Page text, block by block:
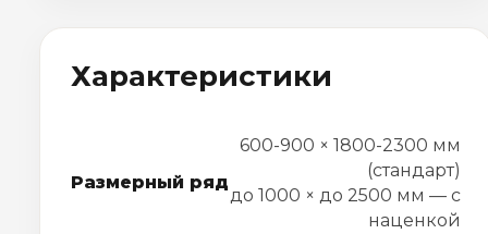
Характеристики
Размерный ряд
600-900 × 1800-2300 мм
(стандарт)
до 1000 × до 2500 мм — с
наценкой